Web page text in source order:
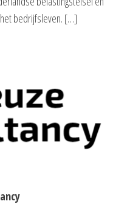
bedrijfsleven. […]